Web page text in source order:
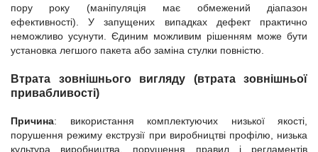
пору року (маніпуляція має обмежений діапазон
ефективності). У запущених випадках дефект практично
неможливо усунути. Єдиним можливим рішенням може бути
установка легшого пакета або заміна стулки повністю.
Втрата зовнішнього вигляду (втрата зовнішньої
привабливості)
Причина: використання комплектуючих низької якості,
порушення режиму екструзії при виробництві профілю, низька
культура виробництва, порушення правил і регламентів